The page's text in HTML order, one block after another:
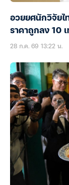
อวยยศนักวิจัยไ
ราคาถูกลง 10
28 ก.ค. 69 13:22 น.